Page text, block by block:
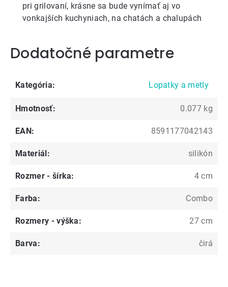
pri grilovaní, krásne sa bude vynímať aj vo
vonkajších kuchyniach, na chatách a chalupách
Dodatočné parametre
Kategória: Lopatky a metly
Hmotnosť: 0.077 kg
EAN: 8591177042143
Materiál: silikón
Rozmer - šírka: 4 cm
Farba: Combo
Rozmery - výška: 27 cm
Barva: čirá